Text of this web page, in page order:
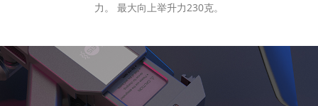
力。 最大向上举升力230克。